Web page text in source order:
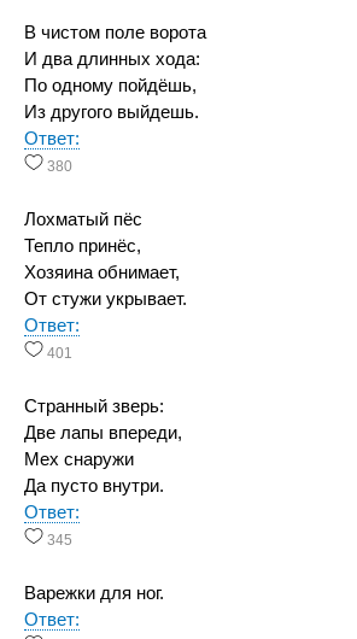
В чистом поле ворота
И два длинных хода:
По одному пойдёшь,
Из другого выйдешь.
Ответ:
380
Лохматый пёс
Тепло принёс,
Хозяина обнимает,
От стужи укрывает.
Ответ:
401
Странный зверь:
Две лапы впереди,
Мех снаружи
Да пусто внутри.
Ответ:
345
Варежки для ног.
Ответ: